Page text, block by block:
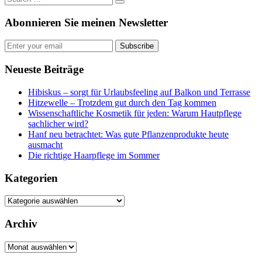
Abonnieren Sie meinen Newsletter
Subscribe
Neueste Beiträge
Hibiskus – sorgt für Urlaubsfeeling auf Balkon und Terrasse
Hitzewelle – Trotzdem gut durch den Tag kommen
Wissenschaftliche Kosmetik für jeden: Warum Hautpflege
sachlicher wird?
Hanf neu betrachtet: Was gute Pflanzenprodukte heute
ausmacht
Die richtige Haarpflege im Sommer
Kategorien
Kategorien
Archiv
Archiv